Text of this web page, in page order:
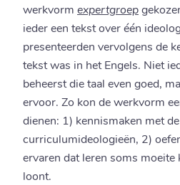
werkvorm expertgroep
ieder een tekst over één
presenteerden vervolgens de
tekst was in het Engels. Niet
beheerst die taal even goed,
ervoor. Zo kon de werkvorm
dienen: 1) kennismaken met de
curriculumideologieën, 2)
ervaren dat leren soms moeite
loont.